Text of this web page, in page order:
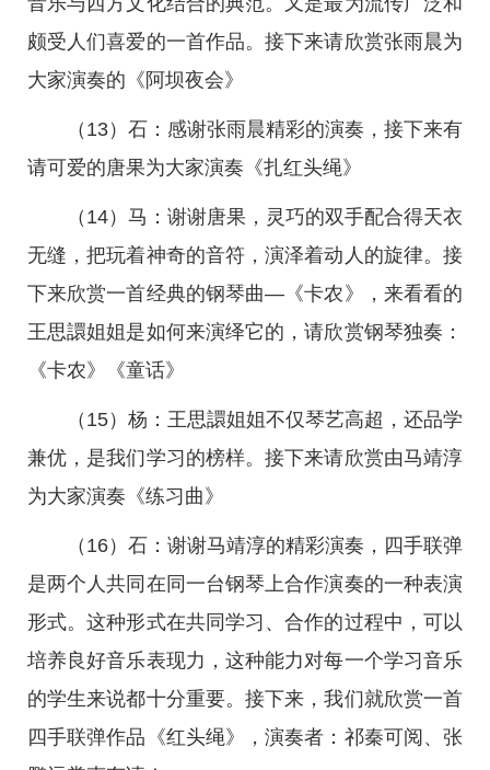
颇受人们喜爱的一首作品。接下来请欣赏张雨晨为
大家演奏的《阿坝夜会》
（13）石：感谢张雨晨精彩的演奏，接下来有
请可爱的唐果为大家演奏《扎红头绳》
（14）马：谢谢唐果，灵巧的双手配合得天衣
无缝，把玩着神奇的音符，演泽着动人的旋律。接
下来欣赏一首经典的钢琴曲—《卡农》，来看看的
王思譞姐姐是如何来演绎它的，请欣赏钢琴独奏：
《卡农》《童话》
（15）杨：王思譞姐姐不仅琴艺高超，还品学
兼优，是我们学习的榜样。接下来请欣赏由马靖淳
为大家演奏《练习曲》
（16）石：谢谢马靖淳的精彩演奏，四手联弹
是两个人共同在同一台钢琴上合作演奏的一种表演
形式。这种形式在共同学习、合作的过程中，可以
培养良好音乐表现力，这种能力对每一个学习音乐
的学生来说都十分重要。接下来，我们就欣赏一首
四手联弹作品《红头绳》，演奏者：祁秦可阅、张